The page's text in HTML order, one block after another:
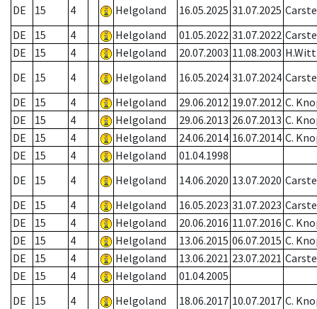
DE
15 4 Helgoland 16.05.2025 31.07.2025
DE
15 4 Helgoland 01.05.2022 31.07.2022
DE
15 4 Helgoland 20.07.2003 11.08.2003 H.Witt
DE
15 4 Helgoland 16.05.2024 31.07.2024
DE
15 4 Helgoland 29.06.2012 19.07.2012 C.
DE
15 4 Helgoland 29.06.2013 26.07.2013 C.
DE
15 4 Helgoland 24.06.2014 16.07.2014 C.
DE
15 4 Helgoland
01.04.1998
DE
15 4 Helgoland 14.06.2020 13.07.2020
DE
15 4 Helgoland 16.05.2023 31.07.2023
DE
15 4 Helgoland 20.06.2016 11.07.2016 C.
DE
15 4 Helgoland 13.06.2015 06.07.2015 C.
DE
15 4 Helgoland 13.06.2021 23.07.2021
DE
15 4 Helgoland
01.04.2005
DE
15 4 Helgoland 18.06.2017 10.07.2017 C.